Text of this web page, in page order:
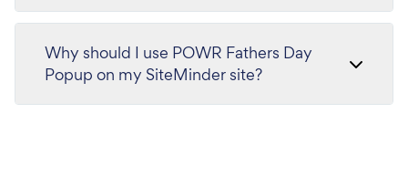
Why should I use POWR Fathers Day
Popup on my SiteMinder site?